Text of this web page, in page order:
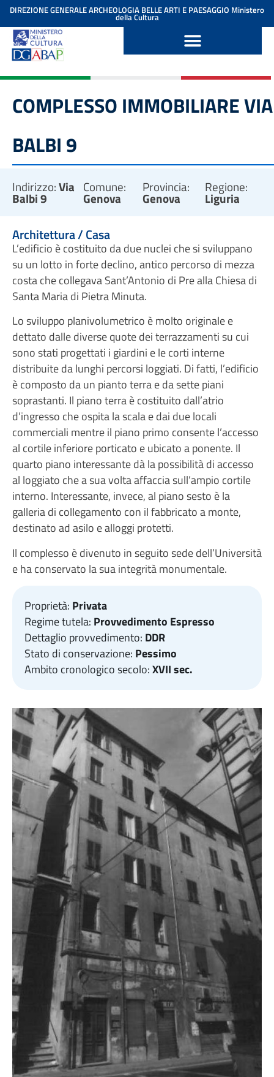
contenuto
DIREZIONE GENERALE ARCHEOLOGIA BELLE ARTI E PAESAGGIO Ministero
della Cultura
COMPLESSO IMMOBILIARE VIA
BALBI 9
Indirizzo:Via
Balbi 9
Comune:
Genova
Provincia:
Genova
Regione:
Liguria
Architettura / Casa
L’edificio è costituito da due nuclei che si sviluppano
su un lotto in forte declino, antico percorso di mezza
costa che collegava Sant’Antonio di Pre alla Chiesa di
Santa Maria di Pietra Minuta.
Lo sviluppo planivolumetrico è molto originale e
dettato dalle diverse quote dei terrazzamenti su cui
sono stati progettati i giardini e le corti interne
distribuite da lunghi percorsi loggiati. Di fatti, l’edificio
è composto da un pianto terra e da sette piani
soprastanti. Il piano terra è costituito dall’atrio
d’ingresso che ospita la scala e dai due locali
commerciali mentre il piano primo consente l’accesso
al cortile inferiore porticato e ubicato a ponente. Il
quarto piano interessante dà la possibilità di accesso
al loggiato che a sua volta affaccia sull’ampio cortile
interno. Interessante, invece, al piano sesto è la
galleria di collegamento con il fabbricato a monte,
destinato ad asilo e alloggi protetti.
Il complesso è divenuto in seguito sede dell’Università
e ha conservato la sua integrità monumentale.
Proprietà: Privata
Regime tutela: Provvedimento Espresso
Dettaglio provvedimento: DDR
Stato di conservazione: Pessimo
Ambito cronologico secolo:XVII sec.